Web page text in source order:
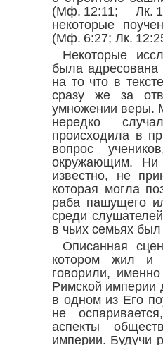
(Мф. 12:11; Лк.
некоторые
(Мф. 6:27; Лк.
Некоторые
была
на то что в
сразу же за
умножении веры.
нередко
происходила в
вопрос
окружающим. Ни
известно, не
которая могла
раба пашущего
среди
в чьих семьях
Описанная
котором жил и
говорили,
Римской империи
в одном из Его
не
аспекты
империи. Будучи